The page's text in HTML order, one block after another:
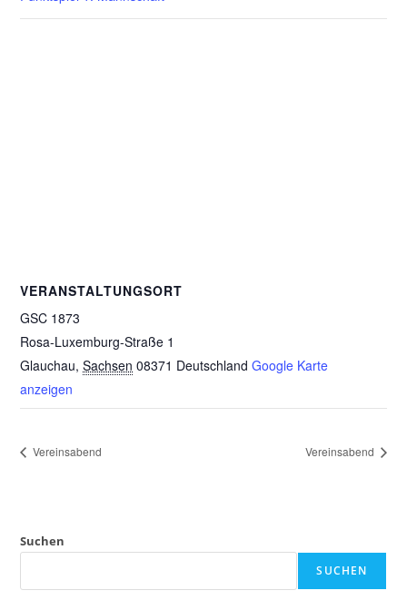
VERANSTALTUNGSORT
GSC 1873
Rosa-Luxemburg-Straße 1
Glauchau, Sachsen 08371 Deutschland Google Karte
anzeigen
Vereinsabend Vereinsabend
Suchen
SUCHEN